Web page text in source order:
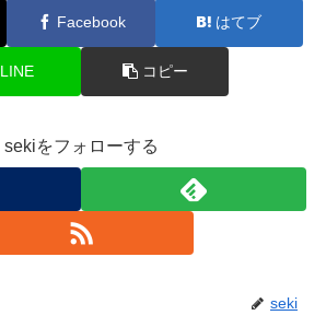
Facebook はてブ
LINE コピー
sekiをフォローする
seki